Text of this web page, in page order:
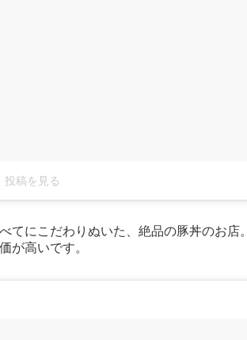
投稿を見る
てにこだわりぬいた、絶品の豚丼のお店。
が高いです。